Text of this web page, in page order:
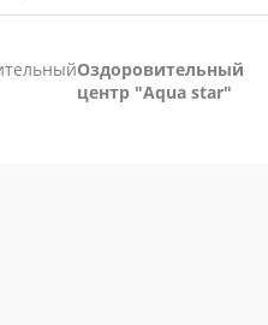
Оздоровительный
центр "Aqua star"